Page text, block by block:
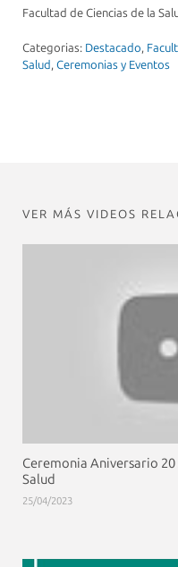
Facultad de Ciencias de la
Categorias: Destacado,
Salud , Ceremonias y Eventos
VER MÁS VIDEOS
Ceremonia Aniversario
Salud
25/04/2023